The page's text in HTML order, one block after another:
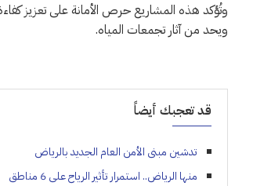
وتُؤكد هذه المشاريع حرص الأمانة على تعزيز
ويحد من آثار تجمعات المياه.
قد تعجبك أيضاً
تدشين مبنى الأمن العام الجديد بالرياض
منها الرياض.. استمرار تأثير الرياح على 6 مناطق